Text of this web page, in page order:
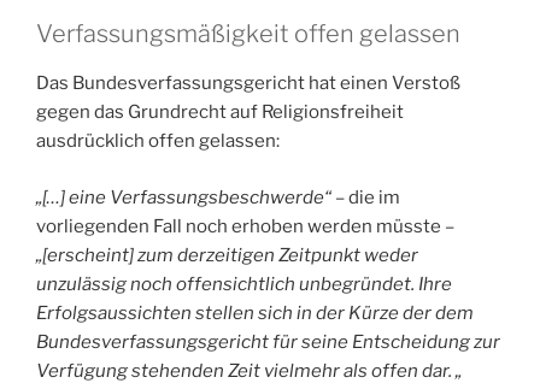
Verfassungsmäßigkeit offen gelassen
Das Bundesverfassungsgericht hat einen Verstoß
gegen das Grundrecht auf Religionsfreiheit
ausdrücklich offen gelassen:
„[…] eine Verfassungsbeschwerde“ – die im
vorliegenden Fall noch erhoben werden müsste –
„[erscheint] zum derzeitigen Zeitpunkt weder
unzulässig noch offensichtlich unbegründet. Ihre
Erfolgsaussichten stellen sich in der Kürze der dem
Bundesverfassungsgericht für seine Entscheidung zur
Verfügung stehenden Zeit vielmehr als offen dar. „